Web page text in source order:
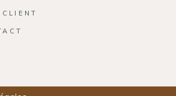
CLIENT